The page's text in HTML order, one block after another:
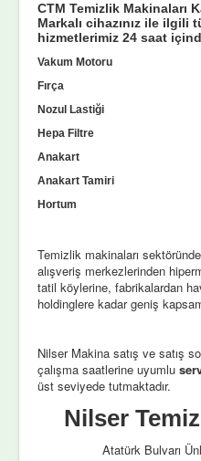
CTM Temizlik Makinaları
Markalı cihazınız ile ilgili
hizmetlerimiz 24 saat
Vakum Motoru
Fırça
Nozul Lastiği
Hepa Filtre
Anakart
Anakart Tamiri
Hortum
Temizlik makinaları
alışveriş merkezlerinden
tatil köylerine, fabrikalardan
holdinglere kadar geniş
Nilser Makina satış ve satış
çalışma saatlerine uyumlu
üst seviyede tutmaktadır.
Nilser
Atatürk Bulvarı